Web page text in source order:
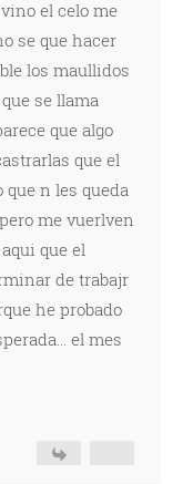
el celo me
se que hacer
los maullidos
se llama
que algo
que el
que n les queda
me vuerlven
que el
de trabajr
he probado
el mes